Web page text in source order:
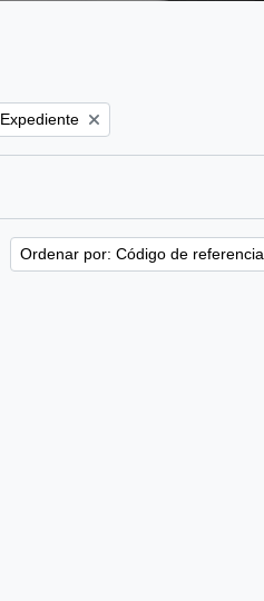
Remove filter:
Expediente
Ordenar por: Código de referencia